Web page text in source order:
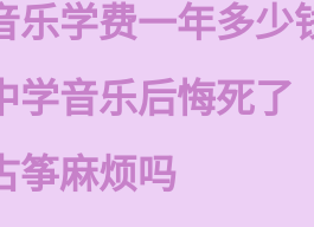
乐学费一年多少
学音乐后悔死了
筝麻烦吗